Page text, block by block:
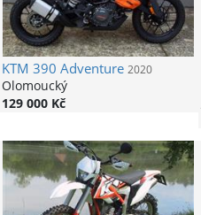
KTM 390 Adventure 2020
Olomoucký
129 000 Kč